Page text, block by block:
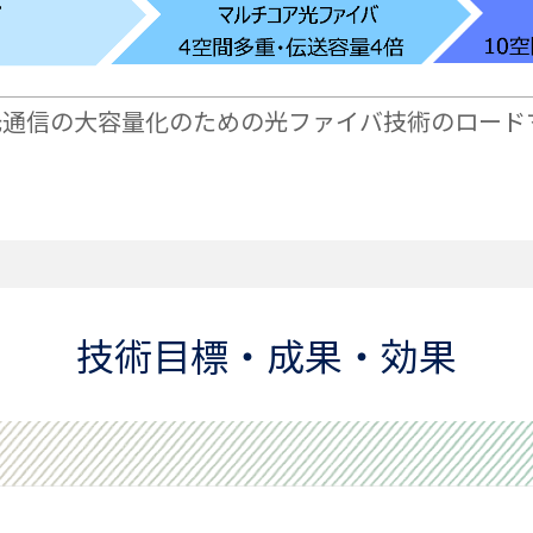
信の大容量化のための光ファイバ技術のロード
技術目標・成果・効果